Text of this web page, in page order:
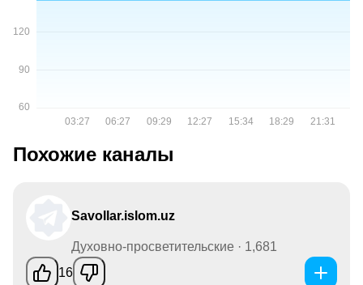
Похожие каналы
Savollar.islom.uz
Духовно-просветительские · 1,681
16